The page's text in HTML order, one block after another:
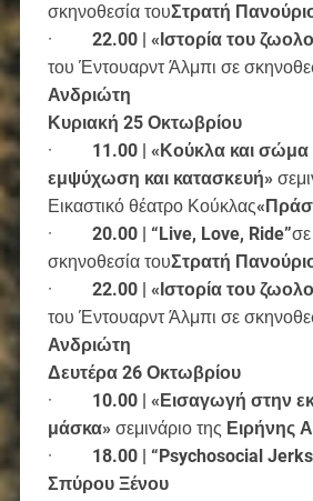
σκηνοθεσία τουΣτρατή
· 22.00 | «Ιστορία του
του Έντουαρντ Άλμπι σε
Ανδριώτη
Κυριακή 25 Οκτωβρίου
· 11.00 | «Κούκλα και σώμα
εμψύχωση και κατασκευή»
Εικαστικό θέατρο Κούκλας
· 20.00 | “Live, Love, Ride”σε
σκηνοθεσία τουΣτρατή
· 22.00 | «Ιστορία του
του Έντουαρντ Άλμπι σε
Ανδριώτη
Δευτέρα 26 Οκτωβρίου
· 10.00 | «Εισαγωγή στην
μάσκα» σεμινάριο της Ειρήνης
· 18.00 | “Psychosocial Jerks
Σπύρου Ξένου